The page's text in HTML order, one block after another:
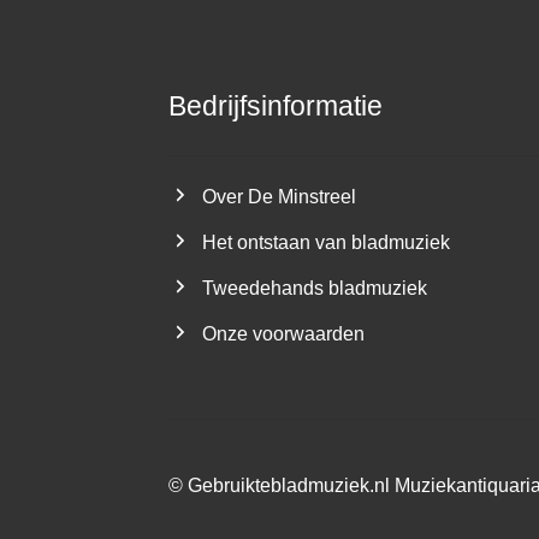
Bedrijfsinformatie
Over De Minstreel
Het ontstaan van bladmuziek
Tweedehands bladmuziek
Onze voorwaarden
©Gebruiktebladmuziek.nl